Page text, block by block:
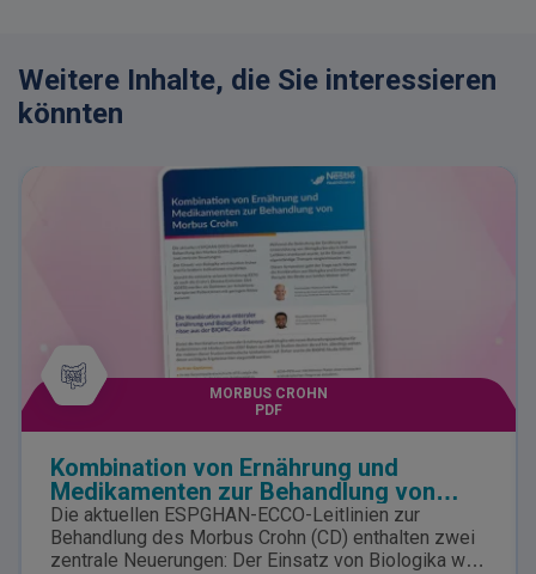
Weitere Inhalte, die Sie interessieren
könnten
MORBUS CROHN
PDF
Kombination von Ernährung und
Medikamenten zur Behandlung von
Morbus Crohn
Die aktuellen ESPGHAN-ECCO-Leitlinien zur
Behandlung des Morbus Crohn (CD) enthalten zwei
zentrale Neuerungen: Der Einsatz von Biologika wird